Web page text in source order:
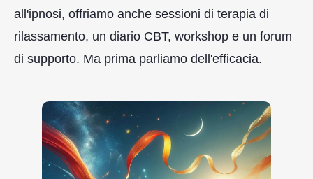
all'ipnosi, offriamo anche sessioni di terapia di
rilassamento, un diario CBT, workshop e un forum
di supporto. Ma prima parliamo dell'efficacia.